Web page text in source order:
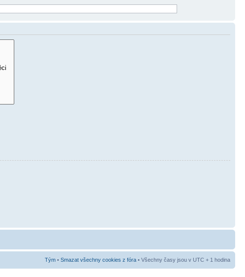
Tým • Smazat všechny cookies z fóra • Všechny časy jsou v UTC + 1 hodina